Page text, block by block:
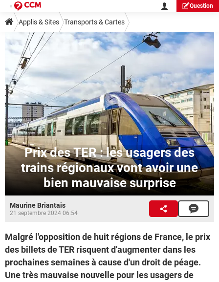
Question
Applis & Sites Transports & Cartes
Prix des TER : les usagers des
trains régionaux vont avoir une
bien mauvaise surprise
Maurine Briantais
21 septembre 2024 06:54
Malgré l'opposition de huit régions de France, le prix
des billets de TER risquent d'augmenter dans les
prochaines semaines à cause d'un droit de péage.
Une très mauvaise nouvelle pour les usagers de